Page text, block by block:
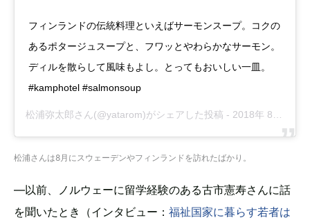
フィンランドの伝統料理といえばサーモンスープ。コクの
あるポタージュスープと、フワッとやわらかなサーモン。
ディルを散らして風味もよし。とってもおいしい一皿。
#kamphotel #salmonsoup
松浦弥太郎さん(@yatarom)がシェアした投稿 - 2018年 8月月1日午前7時10分PDT
松浦さんは8月にスウェーデンやフィンランドを訪れたばかり。
—以前、ノルウェーに留学経験のある古市憲寿さんに話
を聞いたとき（インタビュー： 福祉国家に暮らす若者は